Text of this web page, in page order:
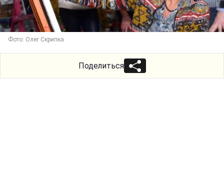
Фото: Олег Скрипка
Поделиться